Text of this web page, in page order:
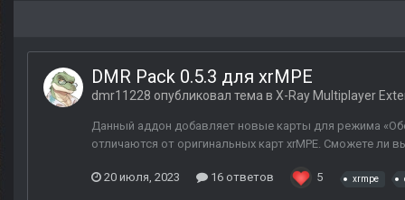
DMR Pack 0.5.3 для xrMPE
dmr11228 опубликовал тема в X-Ray Multiplayer
Данный аддон добавляет новые карты для режима
отличаются от оригинальных карт xrMPE. Сможете ли
20 июля, 2023 16 ответов 5 xrmpe